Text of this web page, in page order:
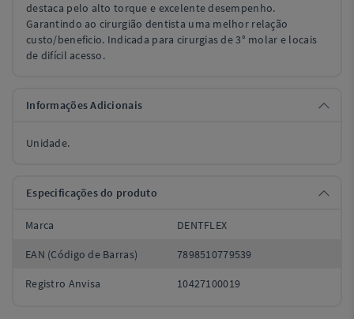
destaca pelo alto torque e excelente desempenho.
Garantindo ao cirurgião dentista uma melhor relação
custo/beneficio. Indicada para cirurgias de 3° molar e locais
de difícil acesso.
Informações Adicionais
Unidade.
Especificações do produto
Marca DENTFLEX
EAN (Código de Barras) 7898510779539
Registro Anvisa 10427100019